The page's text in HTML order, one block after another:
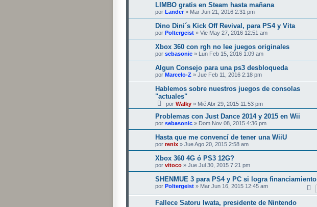
LIMBO gratis en Steam hasta mañana
por Lander» Mar Jun 21, 2016 2:31 pm
Dino Dini´s Kick Off Revival, para PS4 y Vita
por Poltergeist » Vie May 27, 2016 12:51 am
Xbox 360 con rgh no lee juegos originales
por sebasonic » Lun Feb 15, 2016 1:09 am
Algun Consejo para una ps3 desbloqueda
por Marcelo-Z » Jue Feb 11, 2016 2:18 pm
Hablemos sobre nuestros juegos de consolas
"actuales"
por Walky » Mié Abr 29, 2015 11:53 pm
Problemas con Just Dance 2014 y 2015 en Wii
por sebasonic » Dom Nov 08, 2015 4:36 pm
Hasta que me convencí de tener una WiiU
por renix » Jue Ago 20, 2015 2:58 am
Xbox 360 4G ó PS3 12G?
por vitoco » Jue Jul 30, 2015 7:21 pm
SHENMUE 3 para PS4 y PC si logra financiamiento
por Poltergeist » Mar Jun 16, 2015 12:45 am
Fallece Satoru Iwata, presidente de Nintendo